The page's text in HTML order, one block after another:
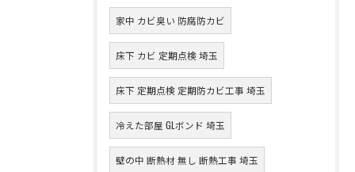
家中 カビ臭い 防腐防カビ
床下 カビ 定期点検 埼玉
床下 定期点検 定期防カビ工事 埼玉
冷えた部屋 GLボンド 埼玉
壁の中 断熱材 無し 断熱工事 埼玉